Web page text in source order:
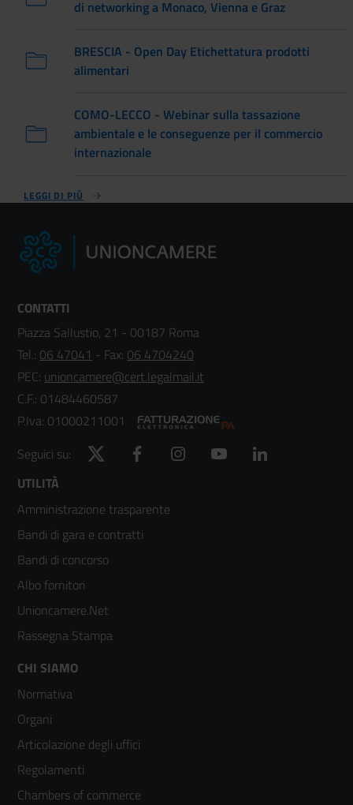
di networking a Monaco, Vienna e Graz
BRESCIA - Open Day Etichettatura prodotti
alimentari
COMO-LECCO - Webinar sulla tassazione
ambientale e le conseguenze per il commercio
internazionale
LEGGI DI PIÙ
CONTATTI
Piazza Sallustio, 21 - 00187 Roma
Tel.: 06 47041 - Fax: 06 4704240
PEC: unioncamere@cert.legalmail.it
C.F.: 01484460587
P.Iva: 01000211001
Seguici su:
Twitter Facebook Instagram YouTube
Footer
menù
colonna
2
UTILITÀ
Amministrazione trasparente
Bandi di gara e contratti
Bandi di concorso
Albo fornitori
Unioncamere.Net
Rassegna Stampa
Footer
menù
colonna
3
CHI SIAMO
Normativa
Organi
Articolazione degli uffici
Regolamenti
Chambers of commerce